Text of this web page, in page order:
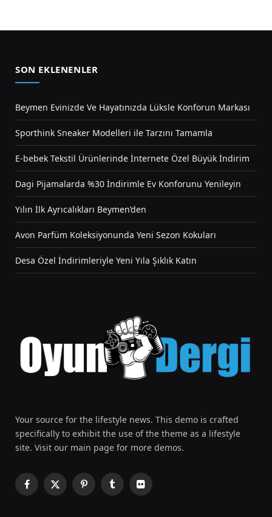
SON EKLENENLER
Beymen Evinizde Ve Hayatınızda Lüksle Konforun Markası
Sporthink Sneaker Modelleri ile Tarzını Tamamla
E-bebek Tekstil Ürünlerinde İnternete Özel Büyük İndirim
Dagi Pijamalarda %30 İndirimle Ev Konforunu Yenileyin
Yılın İlk Ayrıcalıkları Beymen’den
Avon Parfüm Koleksiyonunda Yeni Sezon Kokuları
Desa Özel İndirimleriyle Yeni Yıla Şıklık Katın
Your source for the lifestyle news. This demo is crafted
specifically to exhibit the use of the theme as a lifestyle
site. Visit our main page for more demos.
Facebook
X
PinterestTumblrFlickr